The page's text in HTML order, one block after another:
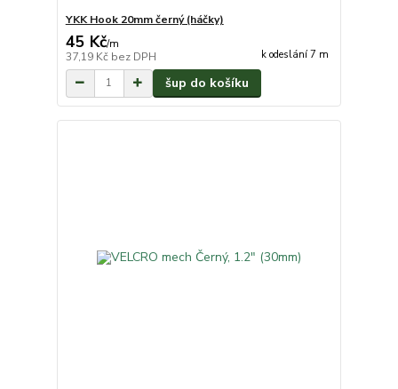
YKK Hook 20mm černý (háčky)
45 Kč/m
37,19 Kč bez DPH k odeslání 7 m
šup do košíku